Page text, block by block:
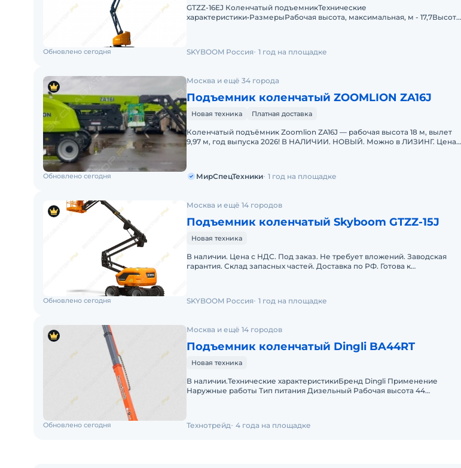
GTZZ-16EJ Коленчатый подъемникТехнические
характеристики•РазмерыРабочая высота, максимальная, м - 17,7Высота
Обновлено сегодня SKYBOOM Россия 1 год на площадке
Москва и ещё 34 города
Подъемник коленчатый ZOOMLION ZA16J
Новая техника Платная доставка
Коленчатый подъёмник Zoomlion ZA16J — рабочая высота 18 м, вылет
9,97 м, год выпуска 2026! В НАЛИЧИИ. НОВЫЙ. Можно в ЛИЗИНГ. Цена
Обновлено сегодня МирСпецТехники 1 год на площадке
Москва и ещё 14 городов
Подъемник коленчатый Skyboom GTZZ-15J
Новая техника
В наличии. Цена с НДС. Под заказ. Не требует вложений. Заводская
гарантия. Склад запасных частей. Доставка по РФ. Готова к
Обновлено сегодня SKYBOOM Россия 1 год на площадке
Москва и ещё 14 городов
Подъемник коленчатый Dingli BA44RT
Новая техника
В наличии.Технические характеристикиБренд Dingli Применение
Наружные работы Тип питания Дизельный Рабочая высота 44
Обновлено сегодня Технотрейд 4 года на площадке